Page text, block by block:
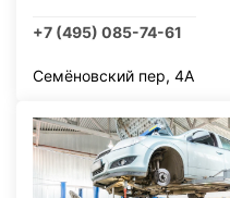
+7 (495) 085-74-61
Семёновский пер, 4А